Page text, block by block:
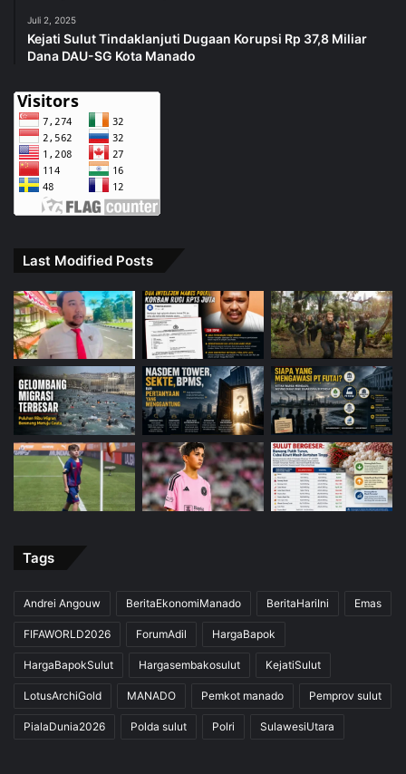
Juli 2, 2025
Kejati Sulut Tindaklanjuti Dugaan Korupsi Rp 37,8 Miliar
Dana DAU-SG Kota Manado
Last Modified Posts
Tags
Andrei Angouw BeritaEkonomiManado BeritaHariIni Emas
FIFAWORLD2026 ForumAdil HargaBapok
HargaBapokSulut Hargasembakosulut KejatiSulut
LotusArchiGold MANADO Pemkot manado Pemprov sulut
PialaDunia2026 Polda sulut Polri SulawesiUtara